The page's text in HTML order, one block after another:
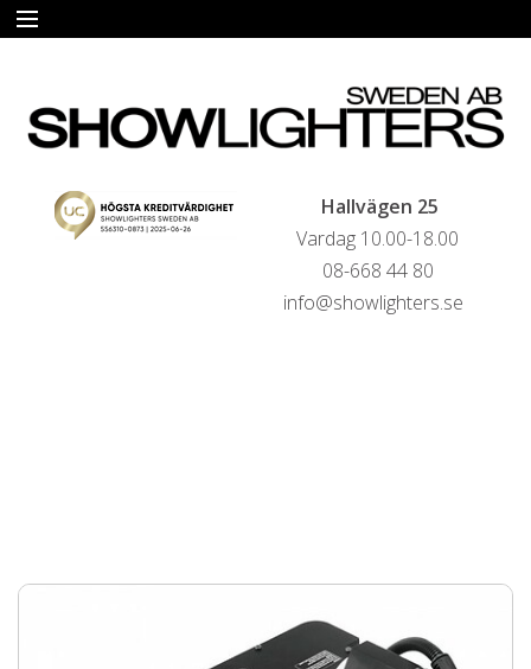
Hallvägen 25
Vardag 10.00-18.00
08-668 44 80
info@showlighters.se
HYRA
FÖRSÄLJNING
LIVESTREAMINGTJÄNSTER